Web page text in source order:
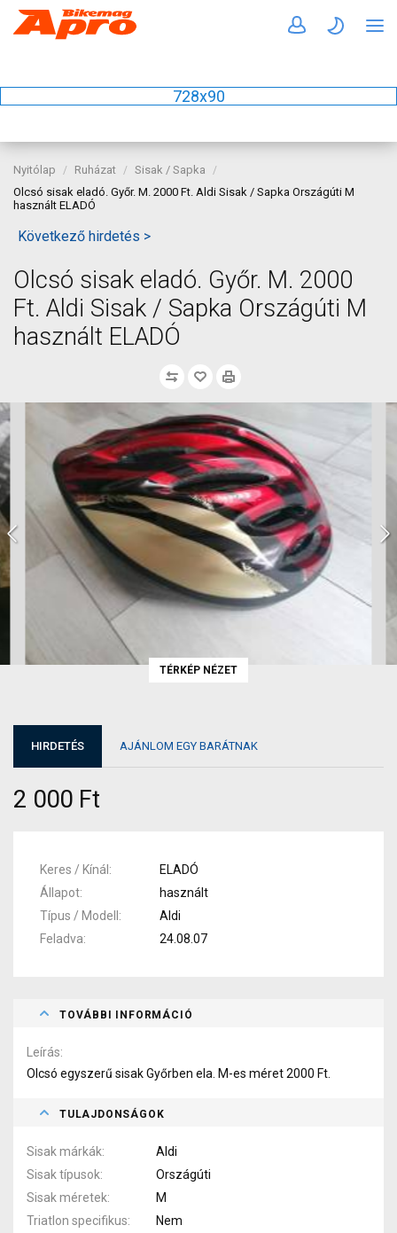
728x90
Nyitólap Ruházat
Sisak / Sapka
Olcsó sisak eladó. Győr. M. 2000 Ft. Aldi Sisak / Sapka Országúti M
használt ELADÓ
Következő hirdetés >
Olcsó sisak eladó. Győr. M. 2000
Ft. Aldi Sisak / Sapka Országúti M
használt ELADÓ
TÉRKÉP NÉZET
HIRDETÉS AJÁNLOM EGY BARÁTNAK
2 000 Ft
Keres / Kínál
ELADÓ
Állapot
használt
Típus / Modell
Aldi
Feladva
24.08.07
TOVÁBBI INFORMÁCIÓ
Leírás
Olcsó egyszerű sisak Győrben ela. M-es méret 2000 Ft.
TULAJDONSÁGOK
Sisak márkák
Aldi
Sisak típusok
Országúti
Sisak méretek
M
Triatlon specifikus
Nem